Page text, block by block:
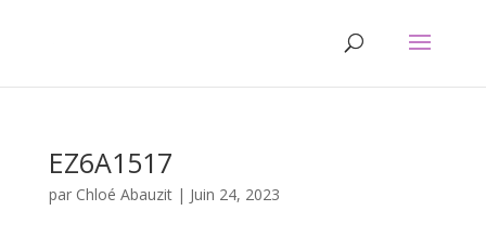
EZ6A1517
par Chloé Abauzit| Juin 24, 2023